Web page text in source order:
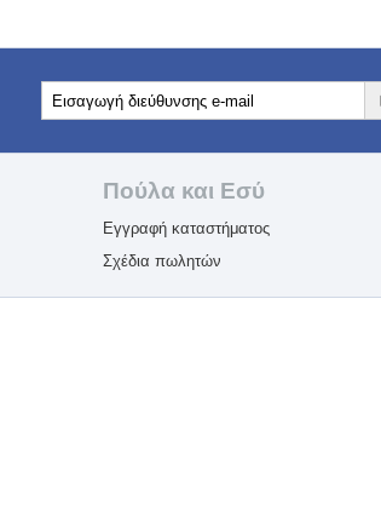
Πούλα και Εσύ
Εγγραφή καταστήματος
Σχέδια πωλητών